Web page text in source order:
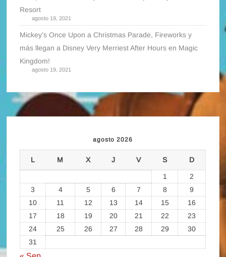
Resort
agosto 19, 2021
Mickey’s Once Upon a Christmas Parade, Fireworks y
más llegan a Disney Very Merriest After Hours en Magic
Kingdom!
agosto 19, 2021
agosto 2026
L M X J V S D
1
2
3
4 5 6 7 8
9
10
11 12 13 14 15
16
17
18 19 20 21 22
23
24
25 26 27 28 29
30
31